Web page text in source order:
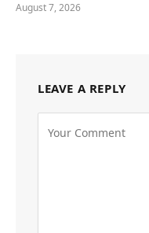
August 7, 2026
LEAVE A REPLY